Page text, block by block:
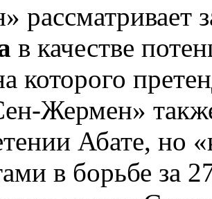
рассматривает
в качестве
которого
Жермен»
Абате, но
в борьбе за